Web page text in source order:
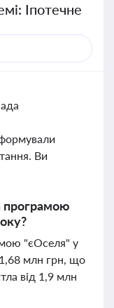
Іпотечне
Ви
програмою
"єОселя" у
млн грн, що
від 1,9 млн